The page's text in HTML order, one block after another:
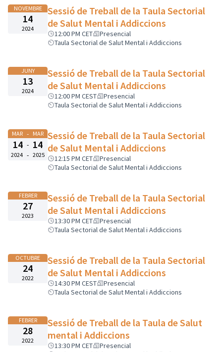
NOVEMBRE
14
2024
Sessió de Treball de la Taula Sectorial
de Salut Mental i Addiccions
12:00 PM CET
Presencial
Taula Sectorial de Salut Mental i Addiccions
JUNY
13
2024
Sessió de Treball de la Taula Sectorial
de Salut Mental i Addiccions
12:00 PM CEST
Presencial
Taula Sectorial de Salut Mental i Addiccions
MAR - MAR
14 - 14
2024 - 2025
Sessió de Treball de la Taula Sectorial
de Salut Mental i Addiccions
12:15 PM CET
Presencial
Taula Sectorial de Salut Mental i Addiccions
FEBRER
27
2023
Sessió de Treball de la Taula Sectorial
de Salut Mental i Addiccions
13:30 PM CET
Presencial
Taula Sectorial de Salut Mental i Addiccions
OCTUBRE
24
2022
Sessió de Treball de la Taula Sectorial
de Salut Mental i Addiccions
14:30 PM CEST
Presencial
Taula Sectorial de Salut Mental i Addiccions
FEBRER
28
2022
Sessió de Treball de la Taula de Salut
mental i Addiccions
13:30 PM CET
Presencial